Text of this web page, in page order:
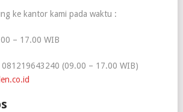
ke kantor kami pada waktu :
– 17.00 WIB
081219643240 (09.00 – 17.00 WIB)